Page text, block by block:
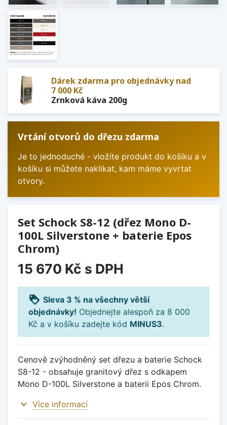
Dárek zdarma pro objednávky nad
7 000 Kč
Zrnková káva 200g
Vrtání otvorů do dřezu zdarma
Je to jednoduché - vložíte produkt do košíku a v
košíku si můžete naklikat, kam máme vyvrtat
otvory.
Set Schock S8-12 (dřez Mono D-
100L Silverstone + baterie Epos
Chrom)
15 670 Kč s DPH
loyalty Sleva 3 % na všechny větší
objednávky! Objednejte alespoň za 8 000
Kč a v košíku zadejte kód MINUS3.
Cenově zvýhodněný set dřezu a baterie Schock
S8-12 - obsahuje granitový dřez s odkapem
Mono D-100L Silverstone a baterii Epos Chrom.
expand_more Více informací